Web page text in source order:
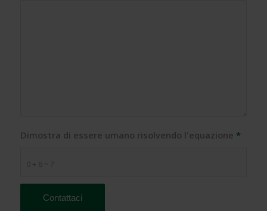
0 + 6 = ?
Dimostra di essere umano risolvendo l'equazione *